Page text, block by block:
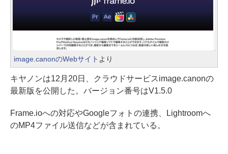
image.canonのWebサイト より
キヤノンは12月20日、クラウドサービスimage.canonの
最新版を公開した。バージョン番号はV1.5.0
Frame.ioへの対応やGoogleフォトの連携、Lightroomへ
のMP4ファイル送信などが含まれている。